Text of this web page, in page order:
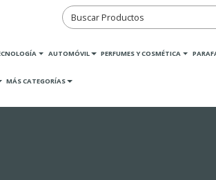
AUTOMÓVIL PERFUMES Y COSMÉTICA
MÁS CATEGORÍAS